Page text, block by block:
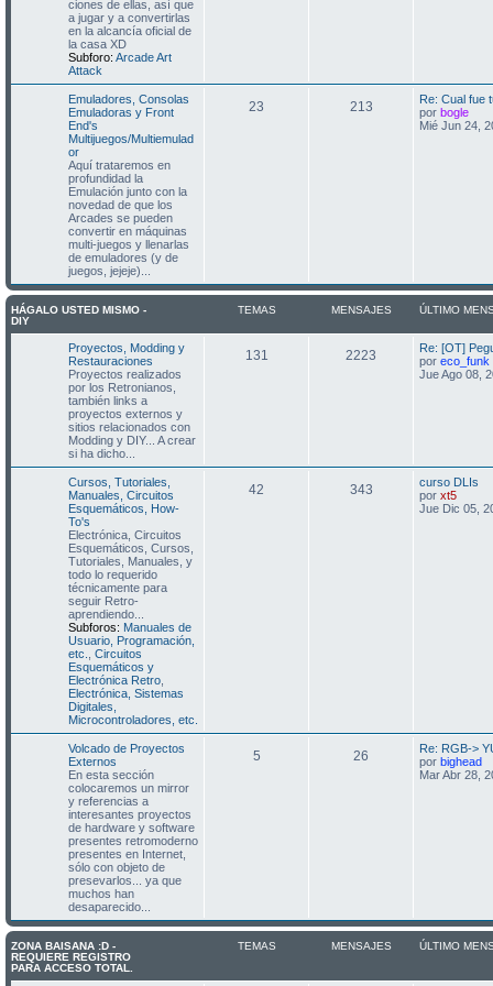
ciones de ellas, así que
a jugar y a convertirlas
en la alcancía oficial de
la casa XD
Subforo: Arcade Art
Attack
Emuladores, Consolas
Emuladoras y Front
End's
Multijuegos/Multiemulad
or
Aquí trataremos en
profundidad la
Emulación junto con la
novedad de que los
Arcades se pueden
convertir en máquinas
multi-juegos y llenarlas
de emuladores (y de
juegos, jejeje)...
23 213
Re: Cual fue
por bogleV
e
a
j
e
Mié Jun 24,
HÁGALO USTED MISMO -
DIY
TEMAS MENSAJES ÚLTIMO
Proyectos, Modding y
Restauraciones
Proyectos realizados
por los Retronianos,
también links a
proyectos externos y
sitios relacionados con
Modding y DIY... A crear
si ha dicho...
131 2223
Re: [OT]
por eco_funk
Jue Ago 08,
Cursos, Tutoriales,
Manuales, Circuitos
Esquemáticos, How-
To's
Electrónica, Circuitos
Esquemáticos, Cursos,
Tutoriales, Manuales, y
todo lo requerido
técnicamente para
seguir Retro-
aprendiendo...
Subforos: Manuales de
Usuario, Programación,
etc.
Circuitos
Esquemáticos y
Electrónica Retro
Electrónica, Sistemas
Digitales,
Microcontroladores, etc.
42 343
curso DLIs
por xt5V
e
Jue Dic 05,
Volcado de Proyectos
Externos
En esta sección
colocaremos un mirror
y referencias a
interesantes proyectos
de hardware y software
presentes retromoderno
presentes en Internet,
sólo con objeto de
presevarlos... ya que
muchos han
desaparecido...
5 26
Re: RGB->
por bigheadV
e
s
a
j
Mar Abr 28,
ZONA BAISANA :D -
REQUIERE REGISTRO
PARA ACCESO TOTAL.
TEMAS MENSAJES ÚLTIMO